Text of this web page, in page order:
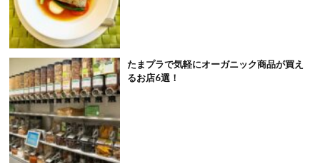
たまプラで気軽にオーガニック商品が買え
るお店6選！